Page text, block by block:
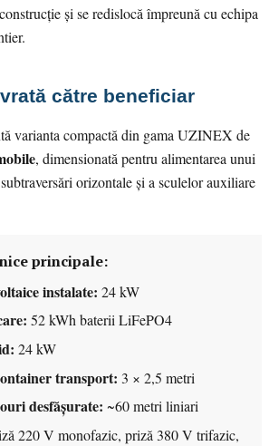
și se redislocă împreună cu echipa
către beneficiar
varianta compactă din gama UZINEX de
, dimensionată pentru alimentarea unui
orizontale și a sculelor auxiliare
principale:
instalate: 24 kW
52 kWh baterii LiFePO4
24 kW
transport: 3 × 2,5 metri
desfășurate: ~60 metri liniari
220 V monofazic, priză 380 V trifazic,